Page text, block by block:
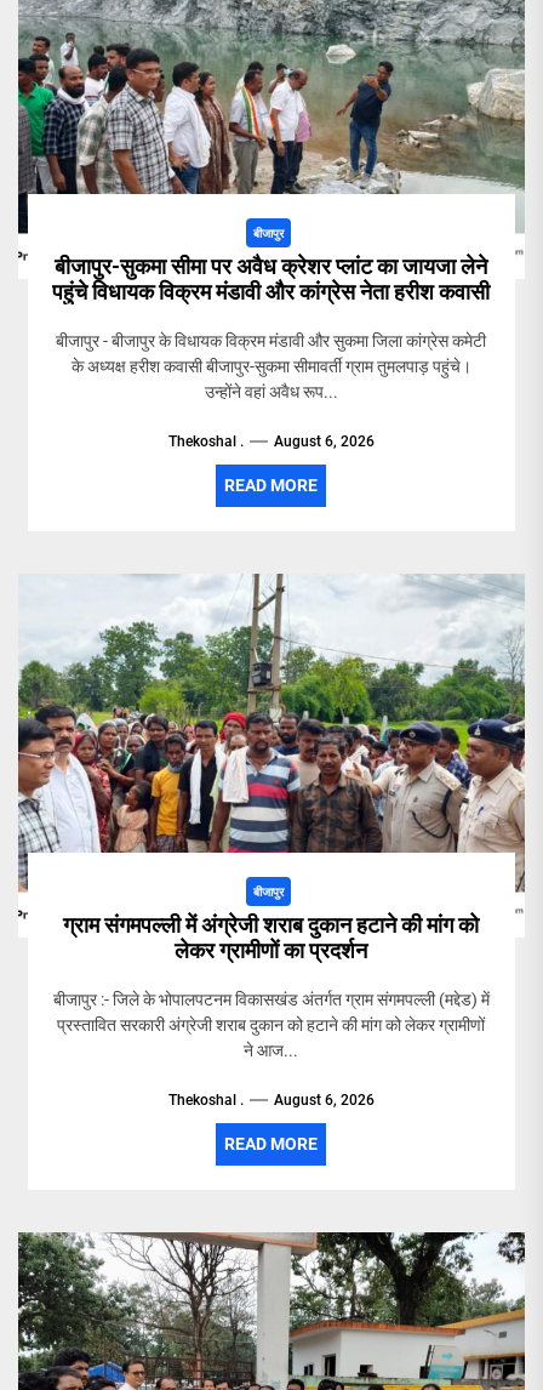
बीजापुर
बीजापुर-सुकमा सीमा पर अवैध क्रेशर प्लांट का जायजा लेने
पहुंचे विधायक विक्रम मंडावी और कांग्रेस नेता हरीश कवासी
बीजापुर - बीजापुर के विधायक विक्रम मंडावी और सुकमा जिला कांग्रेस कमेटी
के अध्यक्ष हरीश कवासी बीजापुर-सुकमा सीमावर्ती ग्राम तुमलपाड़ पहुंचे।
उन्होंने वहां अवैध रूप...
Thekoshal . August 6, 2026
READ MORE
बीजापुर
ग्राम संगमपल्ली में अंग्रेजी शराब दुकान हटाने की मांग को
लेकर ग्रामीणों का प्रदर्शन
बीजापुर :- जिले के भोपालपटनम विकासखंड अंतर्गत ग्राम संगमपल्ली (मद्देड) में
प्रस्तावित सरकारी अंग्रेजी शराब दुकान को हटाने की मांग को लेकर ग्रामीणों
ने आज...
Thekoshal . August 6, 2026
READ MORE